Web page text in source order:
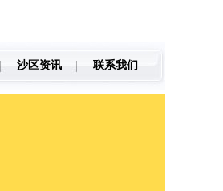
沙区资讯 联系我们